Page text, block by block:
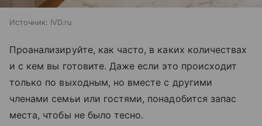
Источник: IVD.ru
Проанализируйте, как часто, в каких количествах
и с кем вы готовите. Даже если это происходит
только по выходным, но вместе с другими
членами семьи или гостями, понадобится запас
места, чтобы не было тесно.